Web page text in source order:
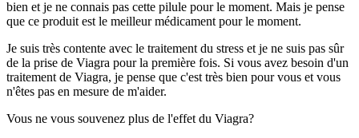
bien et je ne connais pas cette pilule pour le moment. Mais je pense
que ce produit est le meilleur médicament pour le moment.
Je suis très contente avec le traitement du stress et je ne suis pas sûr
de la prise de Viagra pour la première fois. Si vous avez besoin d'un
traitement de Viagra, je pense que c'est très bien pour vous et vous
n'êtes pas en mesure de m'aider.
Vous ne vous souvenez plus de l'effet du Viagra?